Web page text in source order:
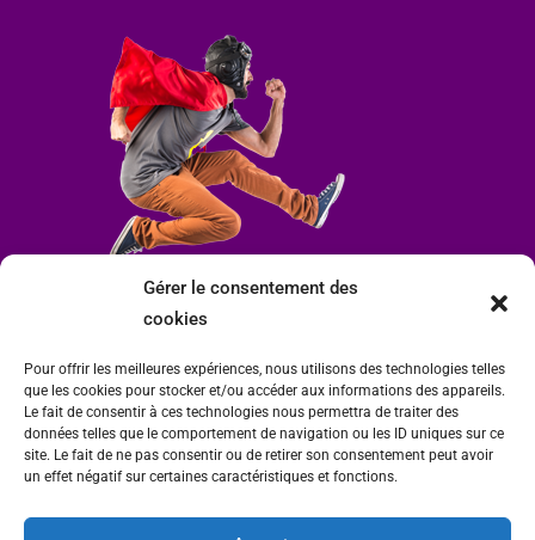
Gérer le consentement des
cookies
Pour offrir les meilleures expériences, nous utilisons des technologies telles
que les cookies pour stocker et/ou accéder aux informations des appareils.
Le fait de consentir à ces technologies nous permettra de traiter des
données telles que le comportement de navigation ou les ID uniques sur ce
site. Le fait de ne pas consentir ou de retirer son consentement peut avoir
un effet négatif sur certaines caractéristiques et fonctions.